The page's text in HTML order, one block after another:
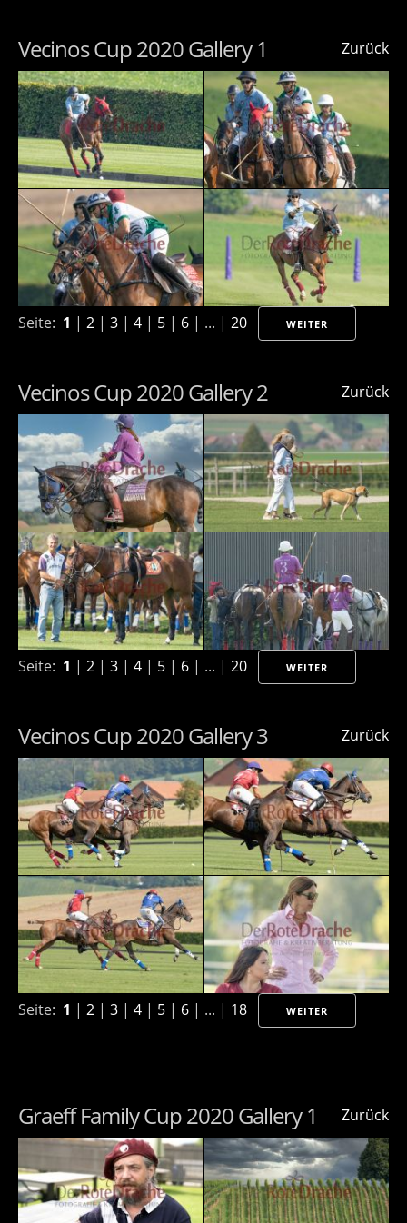
Zurück
Vecinos Cup 2020 Gallery 1
Seite: 1 | 2 | 3 | 4 | 5 | 6 | ... | 20 WEITER
Zurück
Vecinos Cup 2020 Gallery 2
Seite: 1 | 2 | 3 | 4 | 5 | 6 | ... | 20 WEITER
Zurück
Vecinos Cup 2020 Gallery 3
Seite: 1 | 2 | 3 | 4 | 5 | 6 | ... | 18 WEITER
Zurück
Graeff Family Cup 2020 Gallery 1